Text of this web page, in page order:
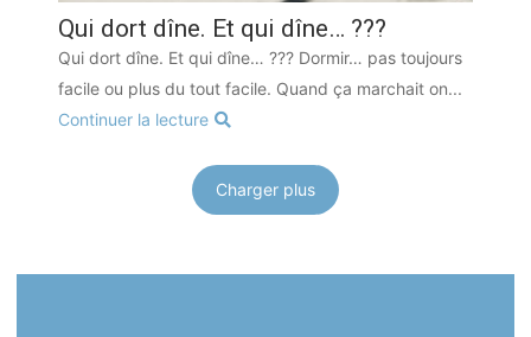
Qui dort dîne. Et qui dîne… ???
Qui dort dîne. Et qui dîne… ??? Dormir… pas toujours
facile ou plus du tout facile. Quand ça marchait on...
Continuer la lecture
Charger plus